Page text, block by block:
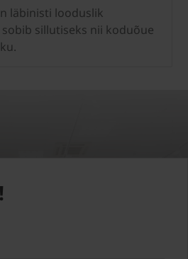
läbinisti looduslik
sillutiseks nii koduõue